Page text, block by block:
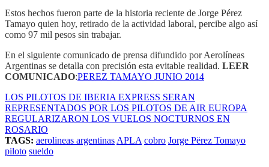
Estos hechos fueron parte de la historia reciente de Jorge Pérez
Tamayo quien hoy, retirado de la actividad laboral, percibe algo así
como 97 mil pesos sin trabajar.
En el siguiente comunicado de prensa difundido por Aerolíneas
Argentinas se detalla con precisión esta evitable realidad. LEER
COMUNICADO:PEREZ TAMAYO JUNIO 2014
LOS PILOTOS DE IBERIA EXPRESS SERAN
REPRESENTADOS POR LOS PILOTOS DE AIR EUROPA
REGULARIZARON LOS VUELOS NOCTURNOS EN
ROSARIO
TAGS: aerolineas argentinas APLA cobro Jorge Përez Tomayo
piloto sueldo